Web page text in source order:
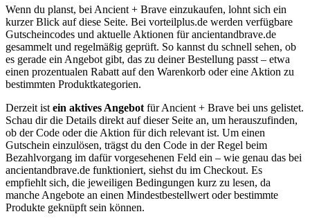
Wenn du planst, bei Ancient + Brave einzukaufen, lohnt sich ein
kurzer Blick auf diese Seite. Bei vorteilplus.de werden verfügbare
Gutscheincodes und aktuelle Aktionen für ancientandbrave.de
gesammelt und regelmäßig geprüft. So kannst du schnell sehen, ob
es gerade ein Angebot gibt, das zu deiner Bestellung passt – etwa
einen prozentualen Rabatt auf den Warenkorb oder eine Aktion zu
bestimmten Produktkategorien.
Derzeit ist ein aktives Angebot für Ancient + Brave bei uns gelistet.
Schau dir die Details direkt auf dieser Seite an, um herauszufinden,
ob der Code oder die Aktion für dich relevant ist. Um einen
Gutschein einzulösen, trägst du den Code in der Regel beim
Bezahlvorgang im dafür vorgesehenen Feld ein – wie genau das bei
ancientandbrave.de funktioniert, siehst du im Checkout. Es
empfiehlt sich, die jeweiligen Bedingungen kurz zu lesen, da
manche Angebote an einen Mindestbestellwert oder bestimmte
Produkte geknüpft sein können.